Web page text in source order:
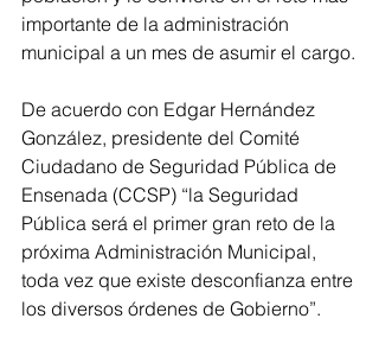
importante de la administración
municipal a un mes de asumir el cargo.
De acuerdo con Edgar Hernández
González, presidente del Comité
Ciudadano de Seguridad Pública de
Ensenada (CCSP) “la Seguridad
Pública será el primer gran reto de la
próxima Administración Municipal,
toda vez que existe desconfianza entre
los diversos órdenes de Gobierno”.